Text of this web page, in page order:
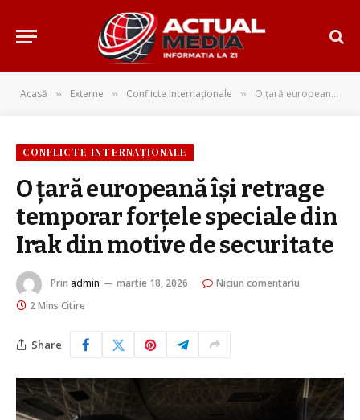
Acasă » Externe » Conflicte Internaționale » O țară europeană își retrage temporar forțele speciale din Irak din motive de securitate
CONFLICTE INTERNAȚIONALE
O țară europeană își retrage
temporar forțele speciale din
Irak din motive de securitate
Prin admin martie 18, 2026
Niciun comentariu
2 Mins Citire
Share